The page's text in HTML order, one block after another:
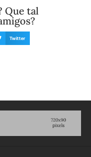
Que tal
Twitter